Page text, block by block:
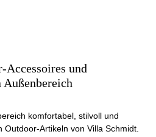
Accessoires und
komfortabel, stilvoll und
Artikeln von Villa Schmidt.